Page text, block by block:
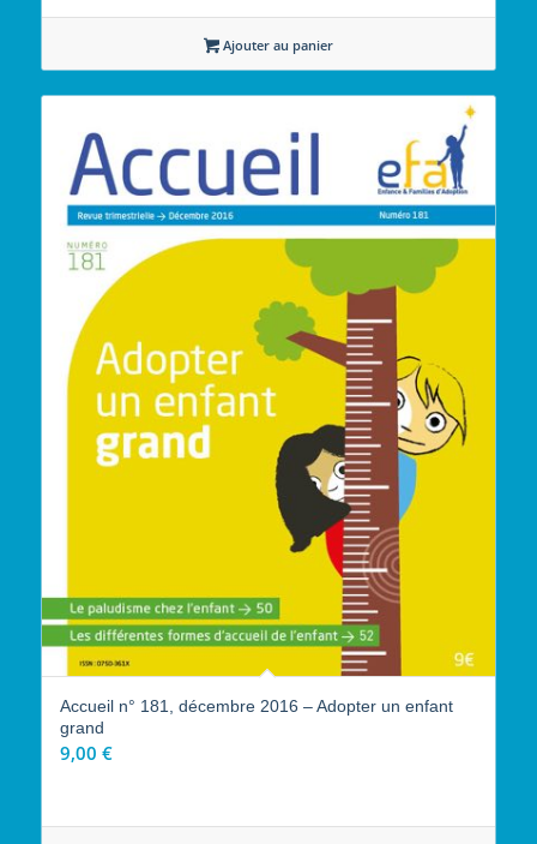
Ajouter au panier
Accueil n° 181, décembre 2016 – Adopter un enfant
grand
9,00 €